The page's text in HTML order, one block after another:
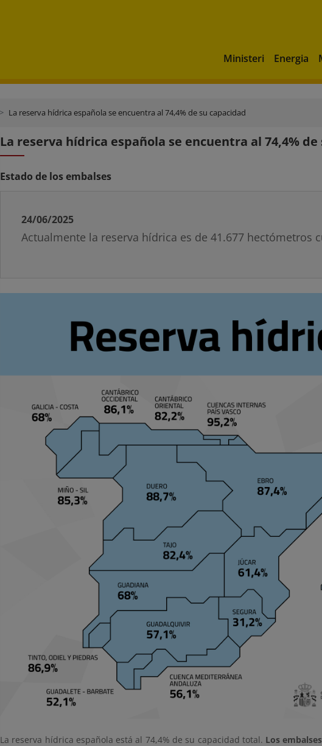
Ministeri Energia
La reserva hídrica española se encuentra al 74,4% de su capacidad
La reserva hídrica española se encuentra al 74,4% de
Estado de los embalses
24/06/2025
Actualmente la reserva hídrica es de 41.677 hectómetros
La reserva hídrica española está al 74,4% de su capacidad total. Los